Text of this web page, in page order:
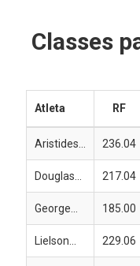
Classes
Atleta RF
Aristides... 236.04
Douglas... 217.04
George... 185.00
Lielson... 229.06